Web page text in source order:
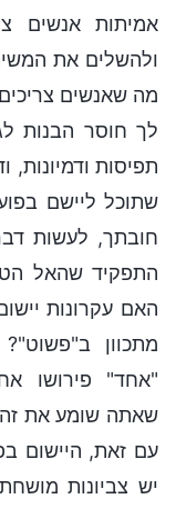
אמיתות אנשים
ולהשלים את
מה שאנשים
לך חוסר הבנות
תפיסות ודמיונות,
שתוכל ליישם
חובתך, לעשות
התפקיד שהאל
האם עקרונות
מתכוון ב"פשוט"?
"אחד" פירושו
שאתה שומע את
עם זאת, היישום
יש צביונות